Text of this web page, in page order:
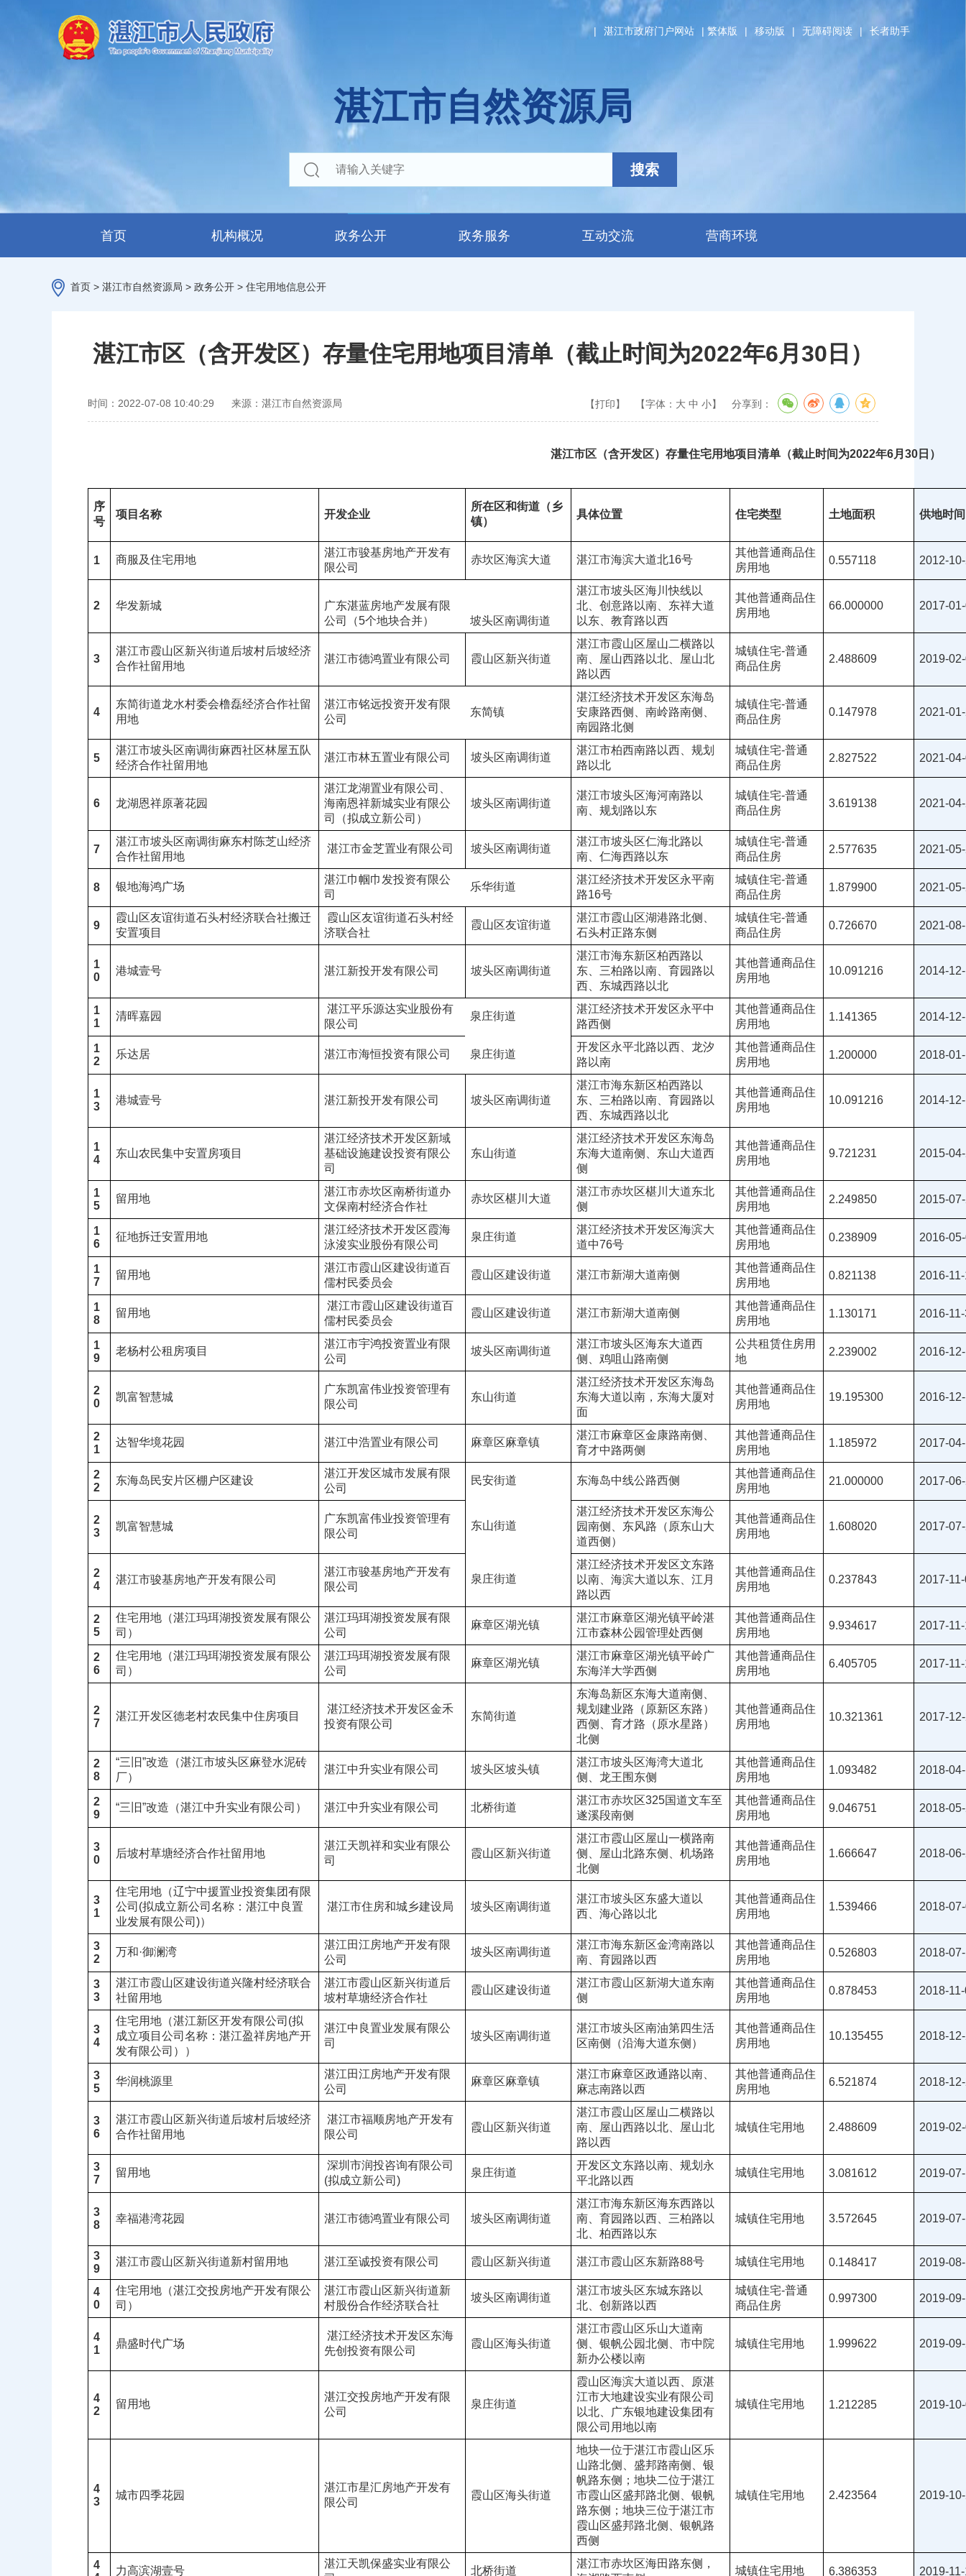
| 湛江市政府门户网站 | 繁体版 | 移动版 | 无障碍阅读 | 长者助手
湛江市自然资源局
搜索
首页 机构概况 政务公开 政务服务 互动交流 营商环境
首页 > 湛江市自然资源局 > 政务公开 > 住宅用地信息公开
湛江市区（含开发区）存量住宅用地项目清单（截止时间为2022年6月30日）
时间：2022-07-08 10:40:29 来源：湛江市自然资源局 【打印】 【字体： 大 中 小】 分享到：
湛江市区（含开发区）存量住宅用地项目清单（截止时间为2022年6月30日）
序
号
项目名称 开发企业
所在区和街道（乡
镇）
具体位置 住宅类型 土地面积 供地时间
1 商服及住宅用地
湛江市骏基房地产开发有
限公司
赤坎区海滨大道 湛江市海滨大道北16号
其他普通商品住
房用地
0.557118 2012-
2 华发新城
广东湛蓝房地产发展有限
公司（5个地块合并）
坡头区南调街道
湛江市坡头区海川快线以
北、创意路以南、东祥大道
以东、教育路以西
其他普通商品住
房用地
66.000000 2017-
3
湛江市霞山区新兴街道后坡村后坡经济
合作社留用地
湛江市德鸿置业有限公司 霞山区新兴街道
湛江市霞山区屋山二横路以
南、屋山西路以北、屋山北
路以西
城镇住宅-普通
商品住房
2.488609 2019-
4
东简街道龙水村委会橹磊经济合作社留
用地
湛江市铭远投资开发有限
公司
东简镇
湛江经济技术开发区东海岛
安康路西侧、南岭路南侧、
南园路北侧
城镇住宅-普通
商品住房
0.147978 2021-
5
湛江市坡头区南调街麻西社区林屋五队
经济合作社留用地
湛江市林五置业有限公司 坡头区南调街道
湛江市柏西南路以西、规划
路以北
城镇住宅-普通
商品住房
2.827522 2021-
6 龙湖恩祥原著花园
湛江龙湖置业有限公司、
海南恩祥新城实业有限公
司（拟成立新公司）
坡头区南调街道
湛江市坡头区海河南路以
南、规划路以东
城镇住宅-普通
商品住房
3.619138 2021-
7
湛江市坡头区南调街麻东村陈芝山经济
合作社留用地
湛江市金芝置业有限公司 坡头区南调街道
湛江市坡头区仁海北路以
南、仁海西路以东
城镇住宅-普通
商品住房
2.577635 2021-
8 银地海鸿广场
湛江巾帼巾发投资有限公
司
乐华街道
湛江经济技术开发区永平南
路16号
城镇住宅-普通
商品住房
1.879900 2021-
9
霞山区友谊街道石头村经济联合社搬迁
安置项目
霞山区友谊街道石头村经
济联合社
霞山区友谊街道
湛江市霞山区湖港路北侧、
石头村正路东侧
城镇住宅-普通
商品住房
0.726670 2021-
1
0
港城壹号 湛江新投开发有限公司 坡头区南调街道
湛江市海东新区柏西路以
东、三柏路以南、育园路以
西、东城西路以北
其他普通商品住
房用地
10.091216 2014-
1
1
清晖嘉园
湛江平乐源达实业股份有
限公司
泉庄街道
湛江经济技术开发区永平中
路西侧
其他普通商品住
房用地
1.141365 2014-
1
2
乐达居 湛江市海恒投资有限公司 泉庄街道
开发区永平北路以西、龙汐
路以南
其他普通商品住
房用地
1.200000 2018-
1
3
港城壹号 湛江新投开发有限公司 坡头区南调街道
湛江市海东新区柏西路以
东、三柏路以南、育园路以
西、东城西路以北
其他普通商品住
房用地
10.091216 2014-
1
4
东山农民集中安置房项目
湛江经济技术开发区新域
基础设施建设投资有限公
司
东山街道
湛江经济技术开发区东海岛
东海大道南侧、东山大道西
侧
其他普通商品住
房用地
9.721231 2015-
1
5
留用地
湛江市赤坎区南桥街道办
文保南村经济合作社
赤坎区椹川大道
湛江市赤坎区椹川大道东北
侧
其他普通商品住
房用地
2.249850 2015-
1
6
征地拆迁安置用地
湛江经济技术开发区霞海
泳浚实业股份有限公司
泉庄街道
湛江经济技术开发区海滨大
道中76号
其他普通商品住
房用地
0.238909 2016-
1
7
留用地
湛江市霞山区建设街道百
儒村民委员会
霞山区建设街道 湛江市新湖大道南侧
其他普通商品住
房用地
0.821138 2016-
1
8
留用地
湛江市霞山区建设街道百
儒村民委员会
霞山区建设街道 湛江市新湖大道南侧
其他普通商品住
房用地
1.130171 2016-
1
9
老杨村公租房项目
湛江市宇鸿投资置业有限
公司
坡头区南调街道
湛江市坡头区海东大道西
侧、鸡咀山路南侧
公共租赁住房用
地
2.239002 2016-
2
0
凯富智慧城
广东凯富伟业投资管理有
限公司
东山街道
湛江经济技术开发区东海岛
东海大道以南，东海大厦对
面
其他普通商品住
房用地
19.195300 2016-
2
1
达智华境花园 湛江中浩置业有限公司 麻章区麻章镇
湛江市麻章区金康路南侧、
育才中路两侧
其他普通商品住
房用地
1.185972 2017-
2
2
东海岛民安片区棚户区建设
湛江开发区城市发展有限
公司
民安街道 东海岛中线公路西侧
其他普通商品住
房用地
21.000000 2017-
2
3
凯富智慧城
广东凯富伟业投资管理有
限公司
东山街道
湛江经济技术开发区东海公
园南侧、东风路（原东山大
道西侧）
其他普通商品住
房用地
1.608020 2017-
2
4
湛江市骏基房地产开发有限公司
湛江市骏基房地产开发有
限公司
泉庄街道
湛江经济技术开发区文东路
以南、海滨大道以东、江月
路以西
其他普通商品住
房用地
0.237843 2017-
2
5
住宅用地（湛江玛珥湖投资发展有限公
司）
湛江玛珥湖投资发展有限
公司
麻章区湖光镇
湛江市麻章区湖光镇平岭湛
江市森林公园管理处西侧
其他普通商品住
房用地
9.934617 2017-
2
6
住宅用地（湛江玛珥湖投资发展有限公
司）
湛江玛珥湖投资发展有限
公司
麻章区湖光镇
湛江市麻章区湖光镇平岭广
东海洋大学西侧
其他普通商品住
房用地
6.405705 2017-
2
7
湛江开发区德老村农民集中住房项目
湛江经济技术开发区金禾
投资有限公司
东简街道
东海岛新区东海大道南侧、
规划建业路（原新区东路）
西侧、育才路（原水星路）
北侧
其他普通商品住
房用地
10.321361 2017-
2
8
“三旧”改造（湛江市坡头区麻登水泥砖
厂）
湛江中升实业有限公司 坡头区坡头镇
湛江市坡头区海湾大道北
侧、龙王围东侧
其他普通商品住
房用地
1.093482 2018-
2
9
“三旧”改造（湛江中升实业有限公司） 湛江中升实业有限公司 北桥街道
湛江市赤坎区325国道文车至
遂溪段南侧
其他普通商品住
房用地
9.046751 2018-
3
0
后坡村草塘经济合作社留用地
湛江天凯祥和实业有限公
司
霞山区新兴街道
湛江市霞山区屋山一横路南
侧、屋山北路东侧、机场路
北侧
其他普通商品住
房用地
1.666647 2018-
3
1
住宅用地（辽宁中援置业投资集团有限
公司(拟成立新公司名称：湛江中良置
业发展有限公司)）
湛江市住房和城乡建设局 坡头区南调街道
湛江市坡头区东盛大道以
西、海心路以北
其他普通商品住
房用地
1.539466 2018-
3
2
万和·御澜湾
湛江田江房地产开发有限
公司
坡头区南调街道
湛江市海东新区金湾南路以
南、育园路以西
其他普通商品住
房用地
0.526803 2018-
3
3
湛江市霞山区建设街道兴隆村经济联合
社留用地
湛江市霞山区新兴街道后
坡村草塘经济合作社
霞山区建设街道
湛江市霞山区新湖大道东南
侧
其他普通商品住
房用地
0.878453 2018-
3
4
住宅用地（湛江新区开发有限公司(拟
成立项目公司名称：湛江盈祥房地产开
发有限公司））
湛江中良置业发展有限公
司
坡头区南调街道
湛江市坡头区南油第四生活
区南侧（沿海大道东侧）
其他普通商品住
房用地
10.135455 2018-
3
5
华润桃源里
湛江田江房地产开发有限
公司
麻章区麻章镇
湛江市麻章区政通路以南、
麻志南路以西
其他普通商品住
房用地
6.521874 2018-
3
6
湛江市霞山区新兴街道后坡村后坡经济
合作社留用地
湛江市福顺房地产开发有
限公司
霞山区新兴街道
湛江市霞山区屋山二横路以
南、屋山西路以北、屋山北
路以西
城镇住宅用地 2.488609 2019-
3
7
留用地
深圳市润投咨询有限公司
(拟成立新公司)
泉庄街道
开发区文东路以南、规划永
平北路以西
城镇住宅用地 3.081612 2019-
3
8
幸福港湾花园 湛江市德鸿置业有限公司 坡头区南调街道
湛江市海东新区海东西路以
南、育园路以西、三柏路以
北、柏西路以东
城镇住宅用地 3.572645 2019-
3
9
湛江市霞山区新兴街道新村留用地 湛江至诚投资有限公司 霞山区新兴街道 湛江市霞山区东新路88号 城镇住宅用地 0.148417 2019-
4
0
住宅用地（湛江交投房地产开发有限公
司）
湛江市霞山区新兴街道新
村股份合作经济联合社
坡头区南调街道
湛江市坡头区东城东路以
北、创新路以西
城镇住宅-普通
商品住房
0.997300 2019-
4
1
鼎盛时代广场
湛江经济技术开发区东海
先创投资有限公司
霞山区海头街道
湛江市霞山区乐山大道南
侧、银帆公园北侧、市中院
新办公楼以南
城镇住宅用地 1.999622 2019-
4
2
留用地
湛江交投房地产开发有限
公司
泉庄街道
霞山区海滨大道以西、原湛
江市大地建设实业有限公司
以北、广东银地建设集团有
限公司用地以南
城镇住宅用地 1.212285 2019-
4
3
城市四季花园
湛江市星汇房地产开发有
限公司
霞山区海头街道
地块一位于湛江市霞山区乐
山路北侧、盛邦路南侧、银
帆路东侧；地块二位于湛江
市霞山区盛邦路北侧、银帆
路东侧；地块三位于湛江市
霞山区盛邦路北侧、银帆路
西侧
城镇住宅用地 2.423564 2019-
4
力高滨湖壹号
湛江天凯保盛实业有限公
北桥街道
湛江市赤坎区海田路东侧，
城镇住宅用地 6.386353 2019-